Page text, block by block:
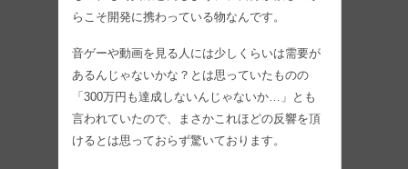
らこそ開発に携わっている物なんです。
音ゲーや動画を見る人には少しくらいは需要が
あるんじゃないかな？とは思っていたものの
「300万円も達成しないんじゃないか…」とも
言われていたので、まさかこれほどの反響を頂
けるとは思っておらず驚いております。